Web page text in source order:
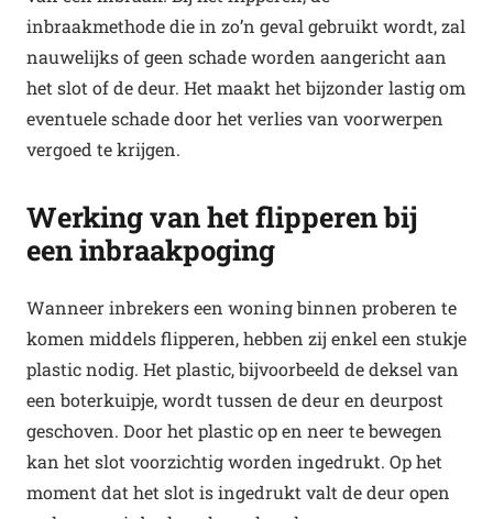
inbraakmethode die in zo’n geval gebruikt wordt, zal
nauwelijks of geen schade worden aangericht aan
het slot of de deur. Het maakt het bijzonder lastig om
eventuele schade door het verlies van voorwerpen
vergoed te krijgen.
Werking van het flipperen bij
een inbraakpoging
Wanneer inbrekers een woning binnen proberen te
komen middels flipperen, hebben zij enkel een stukje
plastic nodig. Het plastic, bijvoorbeeld de deksel van
een boterkuipje, wordt tussen de deur en deurpost
geschoven. Door het plastic op en neer te bewegen
kan het slot voorzichtig worden ingedrukt. Op het
moment dat het slot is ingedrukt valt de deur open